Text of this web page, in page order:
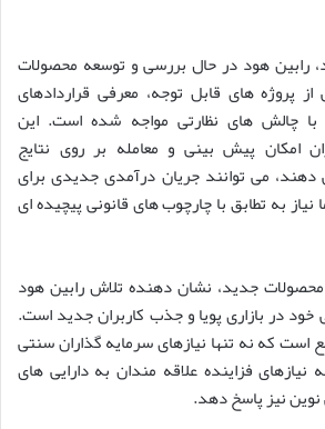
رابین هود در حال بررسی و توسعه محصولات
پروژه های قابل توجه، معرفی قراردادهای
چالش های نظارتی مواجه شده است. این
امکان پیش بینی و معامله بر روی نتایج
دهند، می توانند جریان درآمدی جدیدی برای
نیاز به تطابق با چارچوب های قانونی پیچیده ای
جدید، نشان دهنده تلاش رابین هود
خود در بازاری پویا و جذب کاربران جدید است.
است که نه تنها نیازهای سرمایه گذاران سنتی
نیازهای فزاینده علاقه مندان به دارایی های
نیز پاسخ دهد.